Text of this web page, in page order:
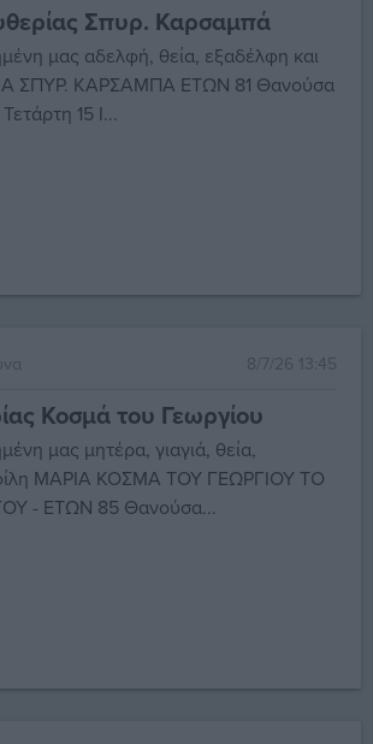
Σπυρ. Καρσαμπά
μας αδελφή, θεία, εξαδέλφη και
ΣΠΥΡ. ΚΑΡΣΑΜΠΑ ΕΤΩΝ 81 Θανούσα
15 Ι...
8/7/26 13:45
Κοσμά του Γεωργίου
μας μητέρα, γιαγιά, θεία,
ΜΑΡΙΑ ΚΟΣΜΑ ΤΟΥ ΓΕΩΡΓΙΟΥ ΤΟ
- ΕΤΩΝ 85 Θανούσα...